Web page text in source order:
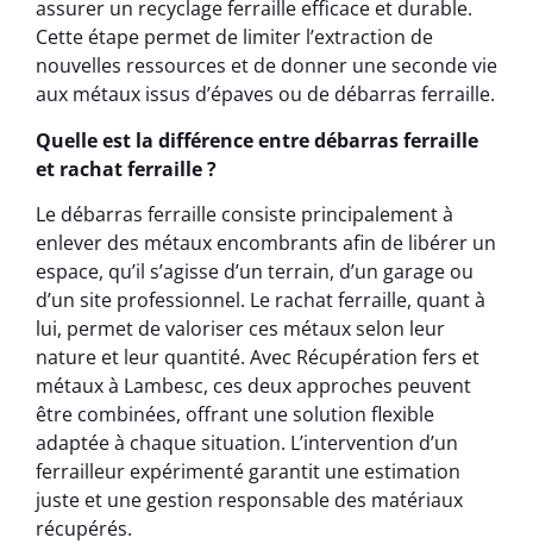
assurer un recyclage ferraille efficace et durable.
Cette étape permet de limiter l’extraction de
nouvelles ressources et de donner une seconde vie
aux métaux issus d’épaves ou de débarras ferraille.
Quelle est la différence entre débarras ferraille
et rachat ferraille ?
Le débarras ferraille consiste principalement à
enlever des métaux encombrants afin de libérer un
espace, qu’il s’agisse d’un terrain, d’un garage ou
d’un site professionnel. Le rachat ferraille, quant à
lui, permet de valoriser ces métaux selon leur
nature et leur quantité. Avec Récupération fers et
métaux à Lambesc, ces deux approches peuvent
être combinées, offrant une solution flexible
adaptée à chaque situation. L’intervention d’un
ferrailleur expérimenté garantit une estimation
juste et une gestion responsable des matériaux
récupérés.